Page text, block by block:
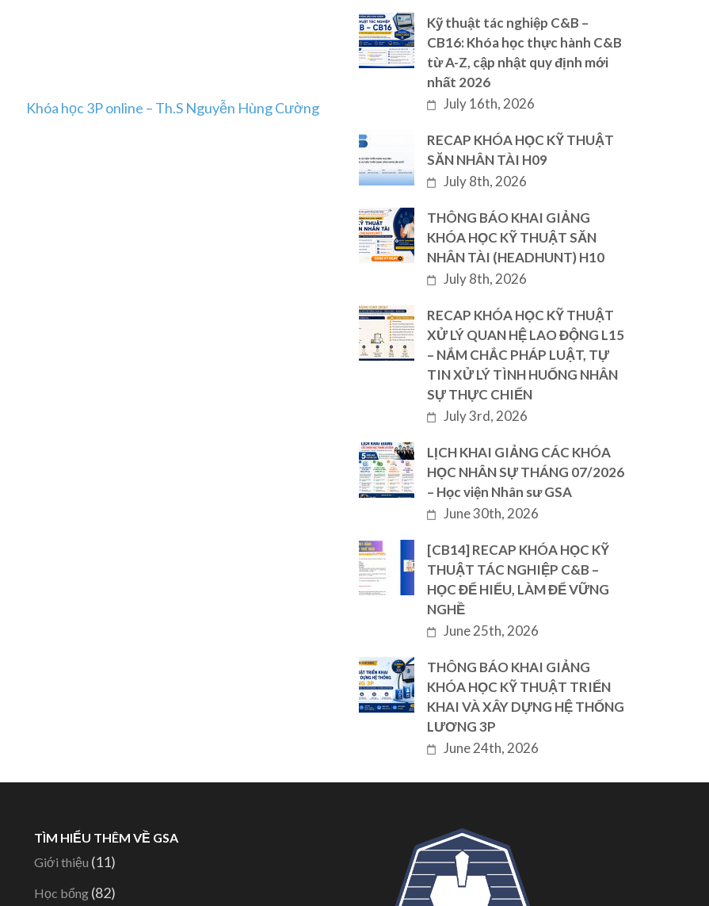
Khóa học 3P online – Th.S Nguyễn Hùng Cường
Kỹ thuật tác nghiệp C&B –
CB16: Khóa học thực hành C&B
từ A-Z, cập nhật quy định mới
nhất 2026
July 16th, 2026
RECAP KHÓA HỌC KỸ THUẬT
SĂN NHÂN TÀI H09
July 8th, 2026
THÔNG BÁO KHAI GIẢNG
KHÓA HỌC KỸ THUẬT SĂN
NHÂN TÀI (HEADHUNT) H10
July 8th, 2026
RECAP KHÓA HỌC KỸ THUẬT
XỬ LÝ QUAN HỆ LAO ĐỘNG L15
– NẮM CHẮC PHÁP LUẬT, TỰ
TIN XỬ LÝ TÌNH HUỐNG NHÂN
SỰ THỰC CHIẾN
July 3rd, 2026
LỊCH KHAI GIẢNG CÁC KHÓA
HỌC NHÂN SỰ THÁNG 07/2026
– Học viện Nhân sư GSA
June 30th, 2026
[CB14] RECAP KHÓA HỌC KỸ
THUẬT TÁC NGHIỆP C&B –
HỌC ĐỂ HIỂU, LÀM ĐỂ VỮNG
NGHỀ
June 25th, 2026
THÔNG BÁO KHAI GIẢNG
KHÓA HỌC KỸ THUẬT TRIỂN
KHAI VÀ XÂY DỰNG HỆ THỐNG
LƯƠNG 3P
June 24th, 2026
TÌM HIỂU THÊM VỀ GSA
Giới thiệu (11)
Học bổng(82)